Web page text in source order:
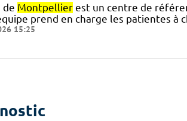
de Montpellierest un centre de
prend en charge les patientes à
15:25